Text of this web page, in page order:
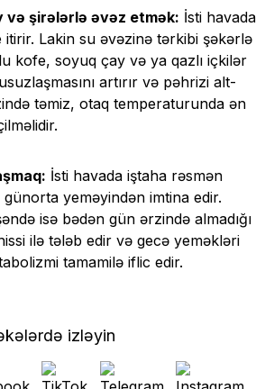
və şirələrlə əvəz etmək: İsti havada
itirir. Lakin su əvəzinə tərkibi şəkərlə
kofe, soyuq çay və ya qazlı içkilər
artırır və pəhrizi alt-
təmiz, otaq temperaturunda ən
İsti havada iştaha rəsmən
yeməyindən imtina edir.
isə bədən gün ərzində almadığı
ilə tələb edir və gecə yeməkləri
tamamilə iflic edir.
izləyin